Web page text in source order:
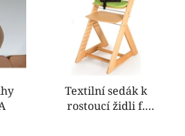
Textilní sedák k
rostoucí židli f.